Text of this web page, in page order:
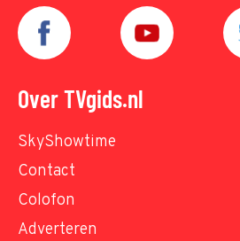
Over TVgids.nl
SkyShowtime
Contact
Colofon
Adverteren